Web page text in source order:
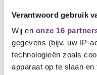
Verantwoord gebruik
Wij en onze 16
gegevens (bijv. uw IP-
technologieën zoals
apparaat op te slaan
Arjan Baselmans,
bestuurder CNV
M06 4782 6869